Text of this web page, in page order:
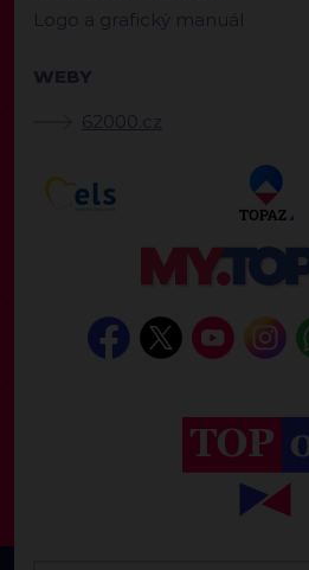
Logo a grafický manuál
WEBY
62000.cz